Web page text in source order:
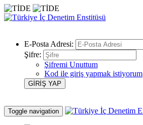
E-Posta Adresi:
Şifre:
Şifremi Unuttum
Kod ile giriş yapmak istiyorum
Toggle navigation